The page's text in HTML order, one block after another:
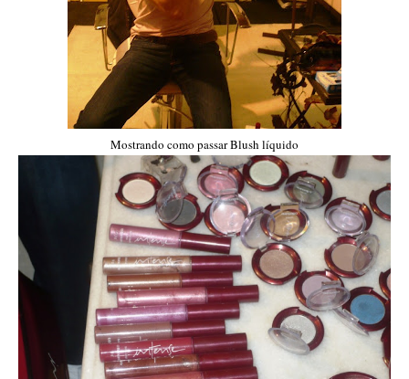
Mostrando como passar Blush líquido